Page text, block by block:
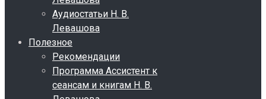
Аудиостатьи Н. В.
Левашова
Полезное
Рекомендации
Программа Ассистент к
сеансам и книгам Н. В.